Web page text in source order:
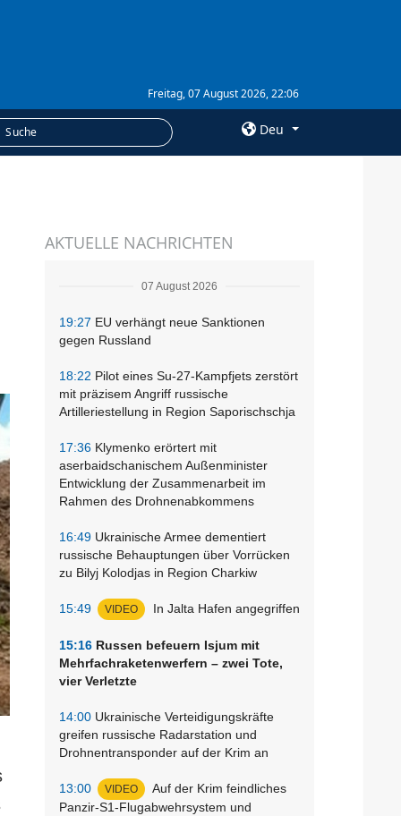
Freitag, 07 August 2026, 22:06
Deu
Abonnement
AKTUELLE NACHRICHTEN
07 August 2026
19:27 EU verhängt neue Sanktionen
gegen Russland
18:22 Pilot eines Su-27-Kampfjets zerstört
mit präzisem Angriff russische
Artilleriestellung in Region Saporischschja
17:36 Klymenko erörtert mit
aserbaidschanischem Außenminister
Entwicklung der Zusammenarbeit im
Rahmen des Drohnenabkommens
16:49 Ukrainische Armee dementiert
russische Behauptungen über Vorrücken
zu Bilyj Kolodjas in Region Charkiw
15:49 VIDEO In Jalta Hafen angegriffen
15:16 Russen befeuern Isjum mit
Mehrfachraketenwerfern – zwei Tote,
vier Verletzte
14:00 Ukrainische Verteidigungskräfte
greifen russische Radarstation und
Drohnentransponder auf der Krim an
13:00 VIDEO
Auf der Krim feindliches
Panzir-S1-Flugabwehrsystem und